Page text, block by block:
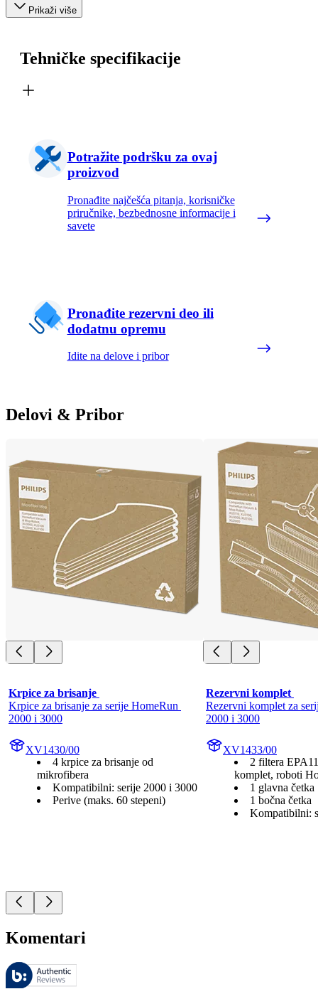
Prikaži više
Tehničke specifikacije
Potražite podršku za ovaj
proizvod
Pronađite najčešća pitanja, korisničke
priručnike, bezbednosne informacije i
savete
Pronađite rezervni deo ili
dodatnu opremu
Idite na delove i pribor
Delovi & Pribor
Krpice za brisanje
Krpice za brisanje za serije HomeRun
2000 i 3000
XV1430/00
4 krpice za brisanje od
mikrofibera
Kompatibilni: serije 2000 i 3000
Perive (maks. 60 stepeni)
Rezervni komplet
Rezervni komplet za
2000 i 3000
XV1433/00
2 filtera
komplet, roboti
1 glavna četka
1 bočna četka
Kompatibilni:
Komentari
Ovim recenzijama upravlja Bazaarvoice i one su u skladu sa